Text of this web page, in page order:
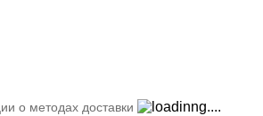
о методах доставки